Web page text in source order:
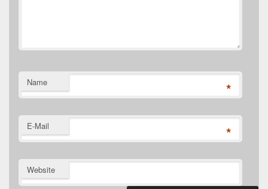
Name *
E-Mail *
Website